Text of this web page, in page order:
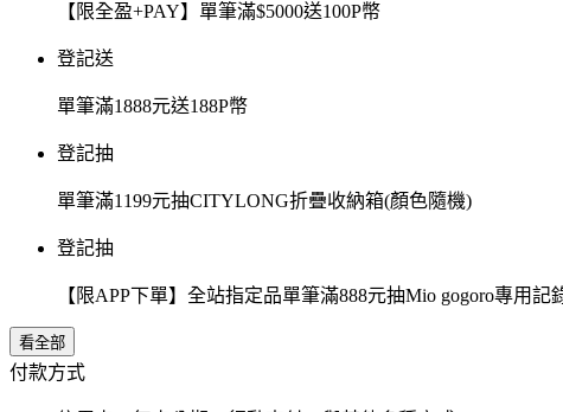
【限全盈+PAY】單筆滿$5000送100P幣
登記送
單筆滿1888元送188P幣
登記抽
單筆滿1199元抽CITYLONG折疊收納箱(顏色隨機)
登記抽
【限APP下單】全站指定品單筆滿888元抽Mio gogoro專用
看全部
付款方式